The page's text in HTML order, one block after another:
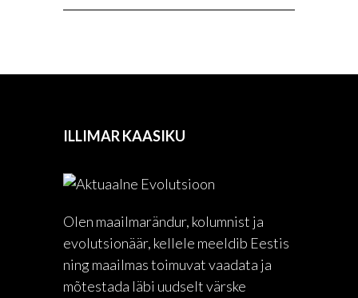
ILLIMAR KAASIKU
Olen maailmarändur, kolumnist ja
evolutsionäär, kellele meeldib Eestis
ning maailmas toimuvat vaadata ja
mõtestada läbi uudselt värske